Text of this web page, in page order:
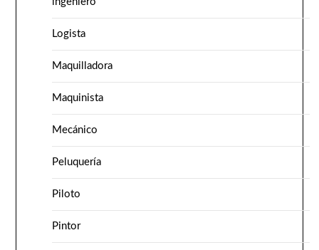
Logista
Maquilladora
Maquinista
Mecánico
Peluquería
Piloto
Pintor